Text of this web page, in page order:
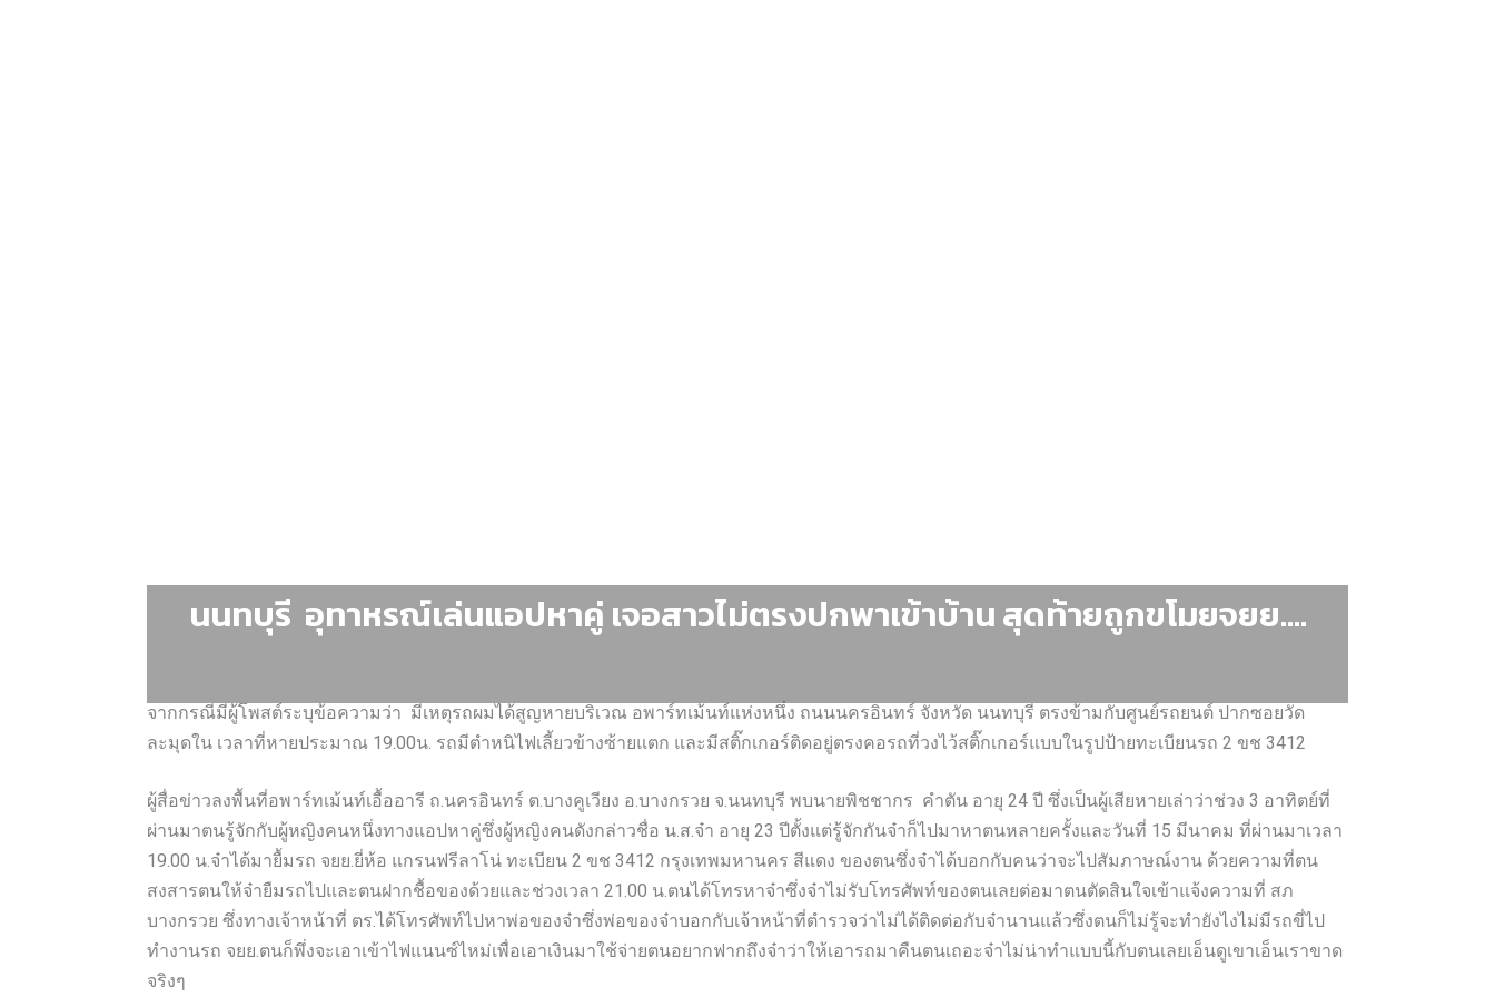
นนทบุรี อุทาหรณ์เล่นแอปหาคู่ เจอสาวไม่ตรงปกพาเข้าบ้าน สุดท้ายถูกขโมยจยย….
จากกรณีมีผู้โพสต์ระบุข้อความว่า มีเหตุรถผมได้สูญหายบริเวณ อพาร์ทเม้นท์แห่งหนึ่ง ถนนนครอินทร์ จังหวัด นนทบุรี ตรงข้ามกับศูนย์รถยนต์ ปากซอยวัด
ละมุดใน เวลาที่หายประมาณ 19.00น. รถมีตำหนิไฟเลี้ยวข้างซ้ายแตก และมีสติ๊กเกอร์ติดอยู่ตรงคอรถที่วงไว้สติ๊กเกอร์แบบในรูปป้ายทะเบียนรถ 2 ขช 3412
ผู้สื่อข่าวลงพื้นที่อพาร์ทเม้นท์เอื้ออารี ถ.นครอินทร์ ต.บางคูเวียง อ.บางกรวย จ.นนทบุรี พบนายพิชชากร คำตัน อายุ 24 ปี ซึ่งเป็นผู้เสียหายเล่าว่าช่วง 3 อาทิตย์ที่
ผ่านมาตนรู้จักกับผู้หญิงคนหนึ่งทางแอปหาคู่ซึ่งผู้หญิงคนดังกล่าวชื่อ น.ส.จ๋า อายุ 23 ปีตั้งแต่รู้จักกันจ๋าก็ไปมาหาตนหลายครั้งและวันที่ 15 มีนาคม ที่ผ่านมาเวลา
19.00 น.จ๋าได้มายื้มรถ จยย.ยี่ห้อ แกรนฟรีลาโน่ ทะเบียน 2 ขช 3412 กรุงเทพมหานคร สีแดง ของตนซึ่งจ๋าได้บอกกับคนว่าจะไปสัมภาษณ์งาน ด้วยความที่ตน
สงสารตนให้จ๋ายืมรถไปและตนฝากชื้อของด้วยและช่วงเวลา 21.00 น.ตนได้โทรหาจ๋าซึ่งจ๋าไม่รับโทรศัพท์ของตนเลยต่อมาตนตัดสินใจเข้าแจ้งความที่ สภ
บางกรวย ซึ่งทางเจ้าหน้าที่ ตร.ได้โทรศัพท์ไปหาพ่อของจ๋าซึ่งพ่อของจ๋าบอกกับเจ้าหน้าที่ตำรวจว่าไม่ได้ติดต่อกับจ๋านานแล้วซึ่งตนก็ไม่รู้จะทำยังไงไม่มีรถขี่ไป
ทำงานรถ จยย.ตนก็พึ่งจะเอาเข้าไฟแนนซ์ไหม่เพื่อเอาเงินมาใช้จ่ายตนอยากฟากถึงจ๋าว่าให้เอารถมาคืนตนเถอะจ๋าไม่น่าทำแบบนี้กับตนเลยเอ็นดูเขาเอ็นเราขาด
จริงๆ